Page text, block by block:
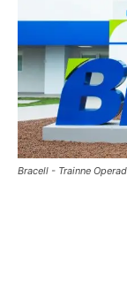
Bracell - Trainne